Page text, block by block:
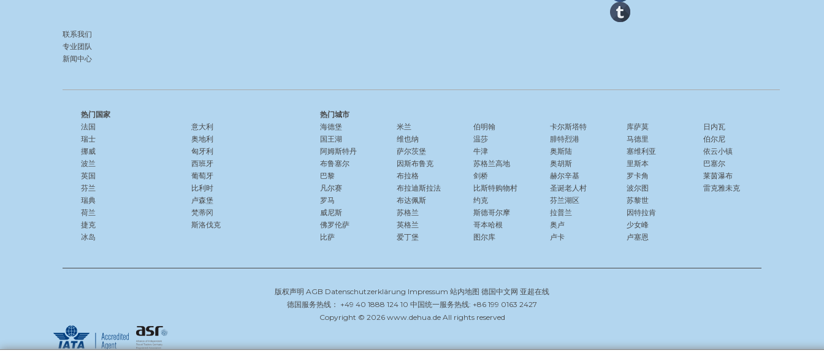
联系我们
专业团队
新闻中心
热门国家
法国
瑞士
挪威
波兰
英国
芬兰
瑞典
荷兰
捷克
冰岛
意大利
奥地利
匈牙利
西班牙
葡萄牙
比利时
卢森堡
梵蒂冈
斯洛伐克
热门城市
海德堡
国王湖
阿姆斯特丹
布鲁塞尔
巴黎
凡尔赛
罗马
威尼斯
佛罗伦萨
比萨
米兰
维也纳
萨尔茨堡
因斯布鲁克
布拉格
布拉迪斯拉法
布达佩斯
苏格兰
英格兰
爱丁堡
伯明翰
温莎
牛津
苏格兰高地
剑桥
比斯特购物村
约克
斯德哥尔摩
哥本哈根
图尔库
卡尔斯塔特
腓特烈港
奥斯陆
奥胡斯
赫尔辛基
圣诞老人村
芬兰湖区
拉普兰
奥卢
卢卡
库萨莫
马德里
塞维利亚
里斯本
罗卡角
波尔图
苏黎世
因特拉肯
少女峰
卢塞恩
日内瓦
伯尔尼
依云小镇
巴塞尔
莱茵瀑布
雷克雅未克
版权声明 AGB Datenschutzerklärung Impressum 站内地图 德国中文网 亚超在线
德国服务热线： +49 40 1888 124 10 中国统一服务热线: +86 199 0163 2427
Copyright © 2026 www.dehua.de All rights reserved